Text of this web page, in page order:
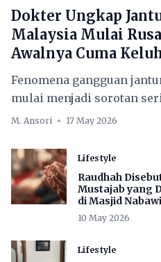
Dokter Ungkap
Malaysia Mulai
Awalnya Cuma
Fenomena gangguan
mulai menjadi sorotan
M. Ansori 17 May 2026
Lifestyle
Raudhah
Mustajab yang
di Masjid Nabawi
10 May 2026
Lifestyle